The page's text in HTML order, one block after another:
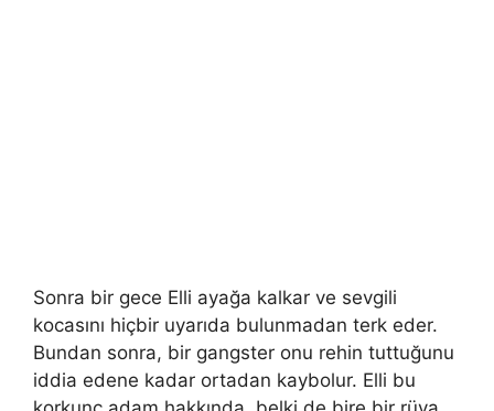
Sonra bir gece Elli ayağa kalkar ve sevgili
kocasını hiçbir uyarıda bulunmadan terk eder.
Bundan sonra, bir gangster onu rehin tuttuğunu
iddia edene kadar ortadan kaybolur. Elli bu